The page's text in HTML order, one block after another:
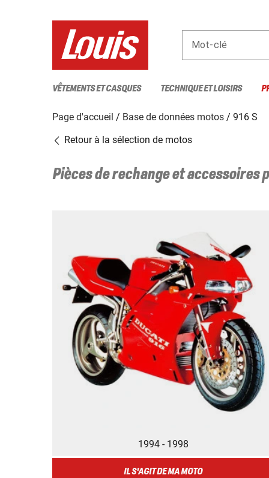
Mot-clé
VÊTEMENTS ET CASQUES TECHNIQUE ET LOISIRS
Page d'accueil Base de données motos
916 S
Retour à la sélection de motos
Pièces de rechange et accessoires
1994 - 1998
IL S'AGIT DE MA MOTO